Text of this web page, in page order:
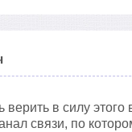
верить в силу
связи, по